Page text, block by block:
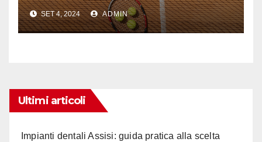
l’artigianalità di Retificio
Sensole
SET 4, 2024 ADMIN
Ultimi articoli
Impianti dentali Assisi: guida pratica alla scelta